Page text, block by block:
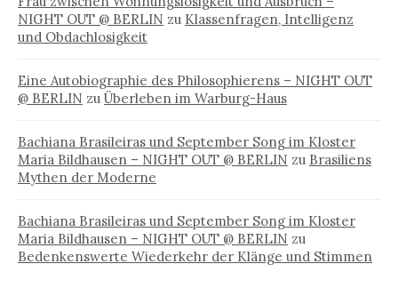
NIGHT OUT @ BERLIN zu Klassenfragen, Intelligenz
und Obdachlosigkeit
Eine Autobiographie des Philosophierens – NIGHT OUT
@ BERLIN zu Überleben im Warburg-Haus
Bachiana Brasileiras und September Song im Kloster
Maria Bildhausen – NIGHT OUT @ BERLIN zu Brasiliens
Mythen der Moderne
Bachiana Brasileiras und September Song im Kloster
Maria Bildhausen – NIGHT OUT @ BERLIN zu
Bedenkenswerte Wiederkehr der Klänge und Stimmen